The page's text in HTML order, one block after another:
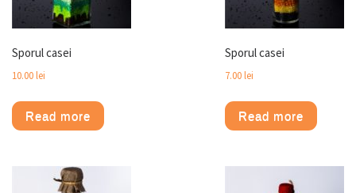
Sporul casei
10.00lei
Read more
Sporul casei
7.00lei
Read more